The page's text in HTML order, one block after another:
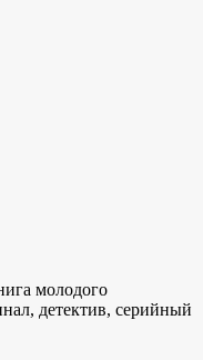
молодого
детектив, серийный